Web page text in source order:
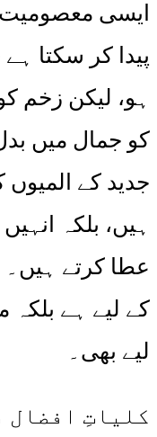
ایسی
پیدا کر سکتا
ہو، لیکن زخم
کو جمال میں
جدید کے
ہیں، بلکہ
عطا کرتے
کے لیے ہے
لیے بھی۔
کلیاتِ افضال